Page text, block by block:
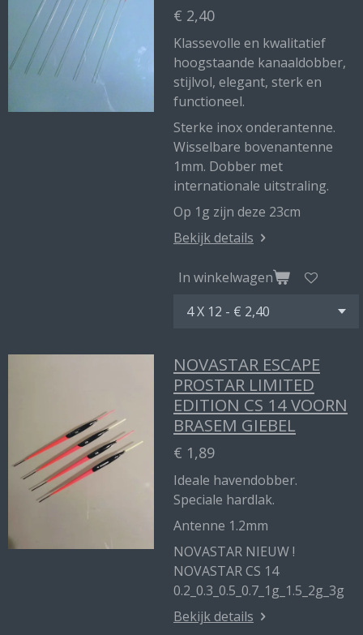
€ 2,40
Klassevolle en kwalitatief
hoogstaande kanaaldobber,
stijlvol, elegant, sterk en
functioneel.
Sterke inox onderantenne.
Wisselbare bovenantenne
1mm. Dobber met
internationale uitstraling.
Op 1g zijn deze 23cm
Bekijk details
In winkelwagen
NOVASTAR ESCAPE
PROSTAR LIMITED
EDITION CS 14 VOORN
BRASEM GIEBEL
€ 1,89
Ideale havendobber.
Speciale hardlak.
Antenne 1.2mm
NOVASTAR NIEUW !
NOVASTAR CS 14
0.2_0.3_0.5_0.7_1g_1.5_2g_3g
Bekijk details